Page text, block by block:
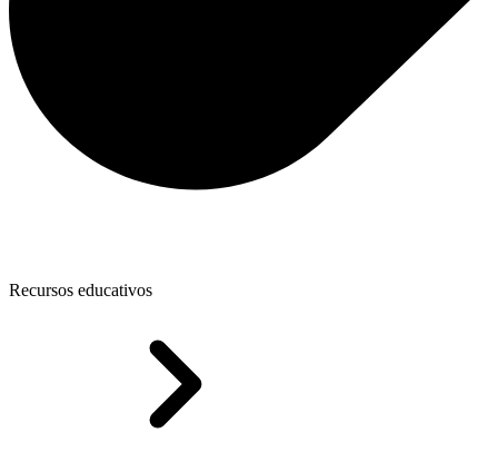
Recursos educativos